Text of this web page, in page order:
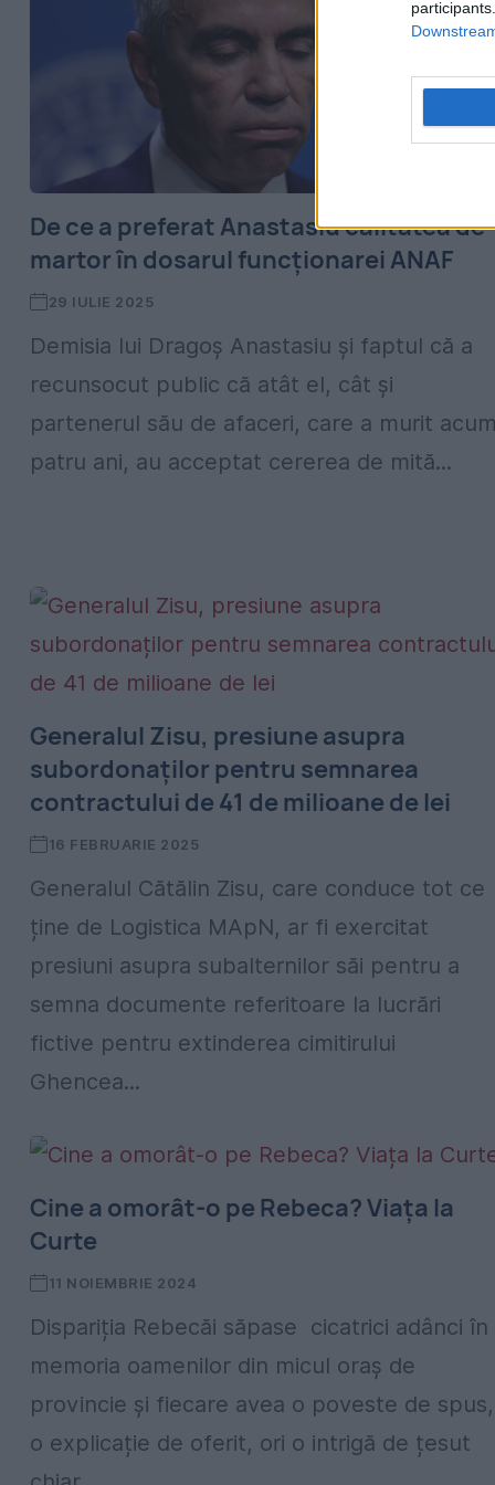
De ce a preferat Anastasiu calitatea de
martor în dosarul funcționarei ANAF
29 IULIE 2025
Demisia lui Dragoș Anastasiu și faptul că a
recunsocut public că atât el, cât și
partenerul său de afaceri, care a murit acum
patru ani, au acceptat cererea de mită...
Generalul Zisu, presiune asupra
subordonaților pentru semnarea
contractului de 41 de milioane de lei
16 FEBRUARIE 2025
Generalul Cătălin Zisu, care conduce tot ce
ține de Logistica MApN, ar fi exercitat
presiuni asupra subalternilor săi pentru a
semna documente referitoare la lucrări
fictive pentru extinderea cimitirului
Ghencea...
Cine a omorât-o pe Rebeca? Viața la
Curte
11 NOIEMBRIE 2024
Dispariția Rebecăi săpase cicatrici adânci în
memoria oamenilor din micul oraș de
provincie și fiecare avea o poveste de spus,
o explicație de oferit, ori o intrigă de țesut